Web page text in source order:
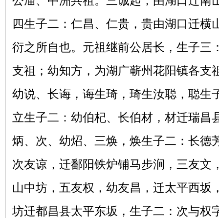
四生子二：仁昌、仁贵，贵由湖口迁横
衍之所自也。元祖继前公居长，生子三
支祖；幼知方，为湖广蕲州花阳镇各支
幼说、长诲，诲生琦，琦生汝聪，聪生
立生子二：幼伯杞、长伯材，材迁瑞昌
炳、次、幼炤、三焕，焕生子二：长德
次友谅，迁鄱阳铁炉铺马步涧，三友文
山中坊，五友权，幼友昌，迁太平西坂
坊迁都昌县太平东坂，生子二：次与权